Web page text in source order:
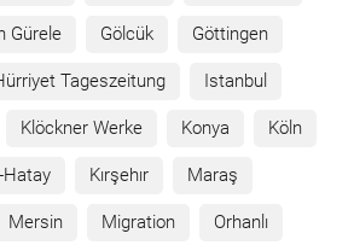
Gürele Gölcük Göttingen
Tageszeitung Istanbul
Klöckner Werke Konya Köln
Hatay Kırşehır Maraş
Mersin Migration Orhanlı